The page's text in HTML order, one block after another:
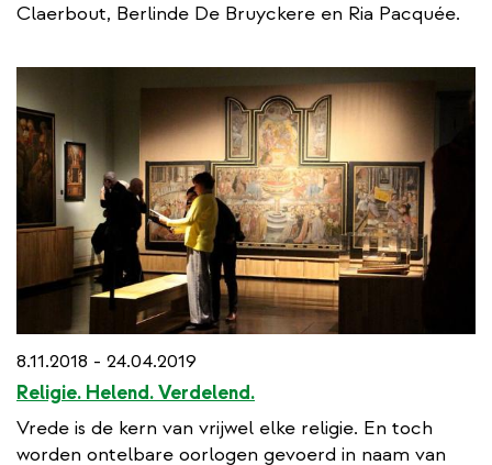
Claerbout, Berlinde De Bruyckere en Ria Pacquée.
8.11.2018 - 24.04.2019
Religie. Helend. Verdelend.
Vrede is de kern van vrijwel elke religie. En toch
worden ontelbare oorlogen gevoerd in naam van